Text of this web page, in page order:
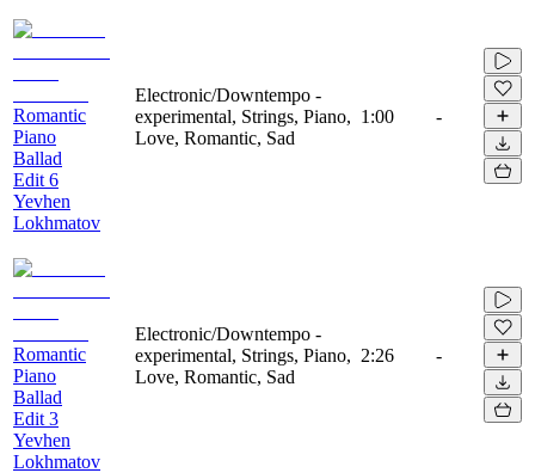
Romantic
Piano
Ballad
Edit 6
Yevhen
Lokhmatov
Electronic/Downtempo -
experimental, Strings, Piano,
Love, Romantic, Sad
1:00 -
Romantic
Piano
Ballad
Edit 3
Yevhen
Lokhmatov
Electronic/Downtempo -
experimental, Strings, Piano,
Love, Romantic, Sad
2:26 -